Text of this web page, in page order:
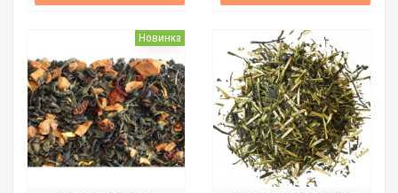
Новинка